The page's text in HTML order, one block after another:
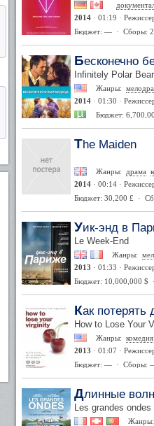
2014 · 01:19 ·
Бюджет: — · Сборы:
Бесконечно
Infinitely Polar Bear
Жанры:
2014 · 01:30 ·
Бюджет:
The Maiden
Жанры: драма
2014 · 00:14 ·
Бюджет: 30,200 £ ·
Уик-энд в
Le Week-End
Жанры:
2013 · 01:33 ·
Бюджет: 10,000,000 $
Как
How to Lose Your
Жанры: комедия
2013 · 01:07 ·
Бюджет: — · Сборы:
Длинные
Les grandes
Жанры: